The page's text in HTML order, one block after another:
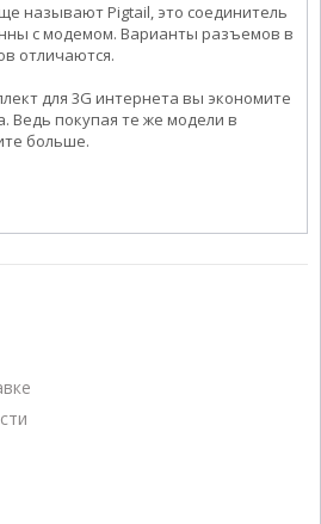
называют Pigtail, это соединитель
с модемом. Варианты разъемов в
отличаются.
для 3G интернета вы экономите
Ведь покупая те же модели в
больше.